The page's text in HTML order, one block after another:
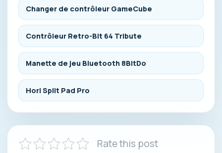
Changer de contrôleur GameCube
Contrôleur Retro-Bit 64 Tribute
Manette de jeu Bluetooth 8BitDo
Hori Split Pad Pro
Rate this post